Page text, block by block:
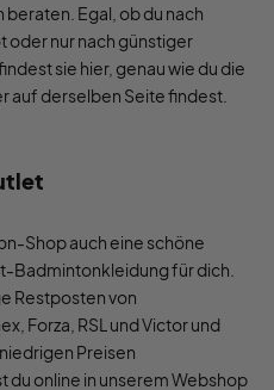
Egal, ob du nach
oder nur nach günstiger
sie hier, genau wie du die
auf derselben Seite findest.
Shop auch eine schöne
Badmintonkleidung für dich.
Restposten von
Forza, RSL und Victor und
Preisen
online in unserem Webshop